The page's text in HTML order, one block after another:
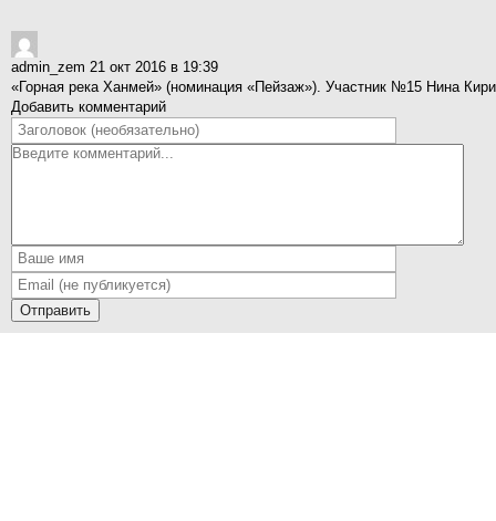
admin_zem 21 окт 2016 в 19:39
«Горная река Ханмей» (номинация «Пейзаж»). Участник №15 Нина
Добавить комментарий
Отправить